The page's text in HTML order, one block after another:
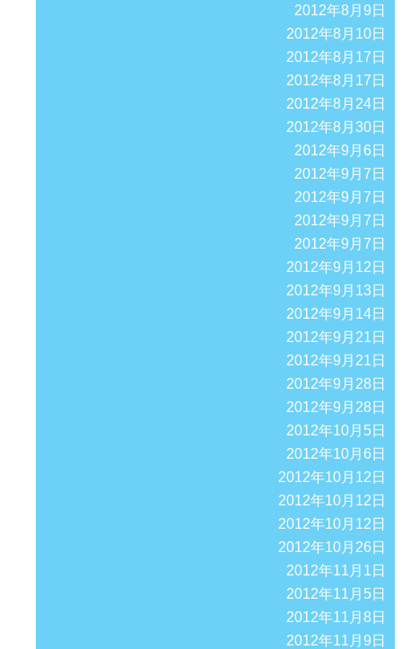
2012年8月9日
2012年8月10日
2012年8月17日
2012年8月17日
2012年8月24日
2012年8月30日
2012年9月6日
2012年9月7日
2012年9月7日
2012年9月7日
2012年9月7日
2012年9月12日
2012年9月13日
2012年9月14日
2012年9月21日
2012年9月21日
2012年9月28日
2012年9月28日
2012年10月5日
2012年10月6日
2012年10月12日
2012年10月12日
2012年10月12日
2012年10月26日
2012年11月1日
2012年11月5日
2012年11月8日
2012年11月9日